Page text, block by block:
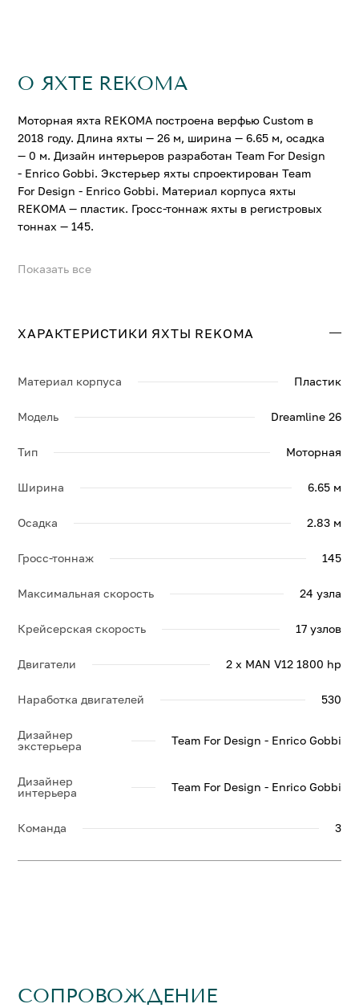
О ЯХТЕ REKOMA
Моторная яхта REKOMA построена верфью Custom в
2018 году. Длина яхты — 26 м, ширина — 6.65 м, осадка
— 0 м. Дизайн интерьеров разработан Team For Design
- Enrico Gobbi. Экстерьер яхты спроектирован Team
For Design - Enrico Gobbi. Материал корпуса яхты
REKOMA — пластик. Гросс-тоннаж яхты в регистровых
тоннах — 145.
На яхте REKOMA можно разместить до 8 гостей в 4
Свяжитесь с нами, и мы вышлем больше информации
Показать все
ХАРАКТЕРИСТИКИ ЯХТЫ REKOMA
Материал корпуса Пластик
Модель Dreamline 26
Тип Моторная
Ширина 6.65 м
Осадка 2.83 м
Гросс-тоннаж 145
Максимальная скорость 24 узла
Крейсерская скорость 17 узлов
Двигатели 2 x MAN V12 1800 hp
Наработка двигателей 530
Дизайнер
экстерьера
Team For Design - Enrico Gobbi
Дизайнер
интерьера
Team For Design - Enrico Gobbi
Команда 3
СОПРОВОЖДЕНИЕ